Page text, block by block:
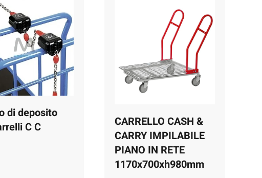
di deposito
C C
CARRELLO CASH &
CARRY IMPILABILE
PIANO IN RETE
1170x700xh980mm